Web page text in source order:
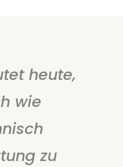
heute,
wie
zu